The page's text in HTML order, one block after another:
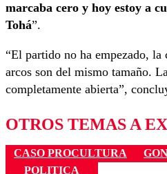
marcaba cero y hoy estoy a
Tohá”.
“El partido no ha empezado, la
arcos son del mismo tamaño.
completamente abierta”,
OTROS TEMAS A
CASO PROCULTURA
POLITICA